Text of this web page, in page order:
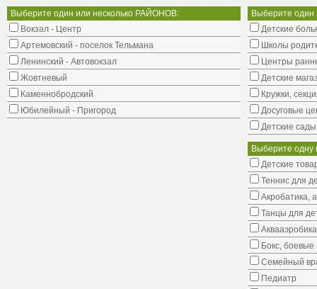
Выберите один или несколько РАЙОНОВ:
Вокзал - Центр
Артемовский - поселок Тельмана
Ленинский - Автовокзал
Жовтневый
Каменнобродский
Юбилейный - Пригород
Выберите
Детские
Школы
Центры
Детские
Кружки,
Досуговые
Детские сады
Выберите одну
Детские
Теннис для
Акробатика,
Танцы для
Бокс, боевые
Семейный
Педиатр